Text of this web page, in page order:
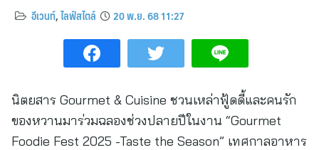
อีเวนท์,ไลฟ์สไตล์ 20 พ.ย. 68 11:27
นิตยสาร Gourmet & Cuisine ชวนเหล่าฟู้ดดี้และคนรัก
ของหวานมาร่วมฉลองช่วงปลายปีในงาน “Gourmet
Foodie Fest 2025 -Taste the Season” เทศกาลอาหาร